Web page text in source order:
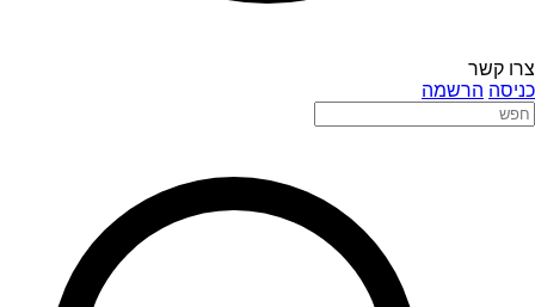
צרו קשר
כניסה הרשמה